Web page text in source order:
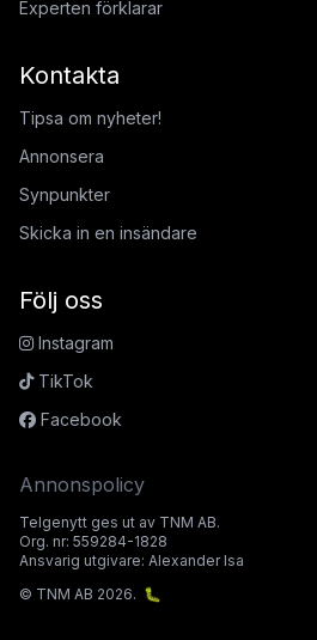
Experten förklarar
Kontakta
Tipsa om nyheter!
Annonsera
Synpunkter
Skicka in en insändare
Följ oss
Instagram
TikTok
Facebook
Annonspolicy
Telgenytt ges ut av TNM AB.
Org. nr: 559284-1828
Ansvarig utgivare: Alexander Isa
© TNM AB 2026. 🐛